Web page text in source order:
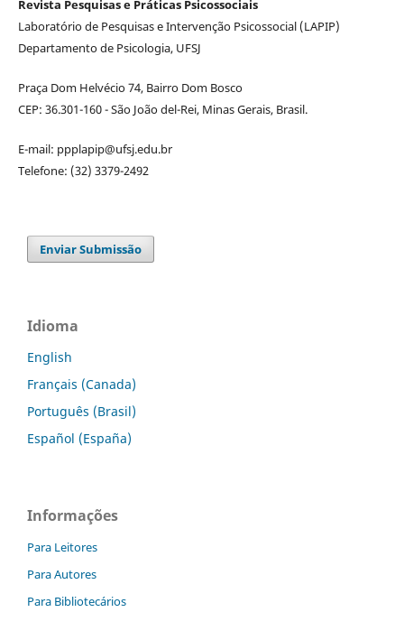
Revista Pesquisas e Práticas Psicossociais
Laboratório de Pesquisas e Intervenção Psicossocial (LAPIP)
Departamento de Psicologia, UFSJ
Praça Dom Helvécio 74, Bairro Dom Bosco
CEP: 36.301-160 - São João del-Rei, Minas Gerais, Brasil.
E-mail: ppplapip@ufsj.edu.br
Telefone: (32) 3379-2492
Enviar Submissão
Idioma
English
Français (Canada)
Português (Brasil)
Español (España)
Informações
Para Leitores
Para Autores
Para Bibliotecários